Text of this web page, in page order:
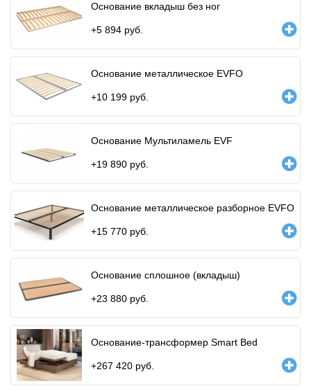
Основание вкладыш без ног
+5 894 руб.
Основание металлическое EVFO
+10 199 руб.
Основание Мультиламель EVF
+19 890 руб.
Основание металлическое разборное EVFO
+15 770 руб.
Основание сплошное (вкладыш)
+23 880 руб.
Основание-трансформер Smart Bed
+267 420 руб.